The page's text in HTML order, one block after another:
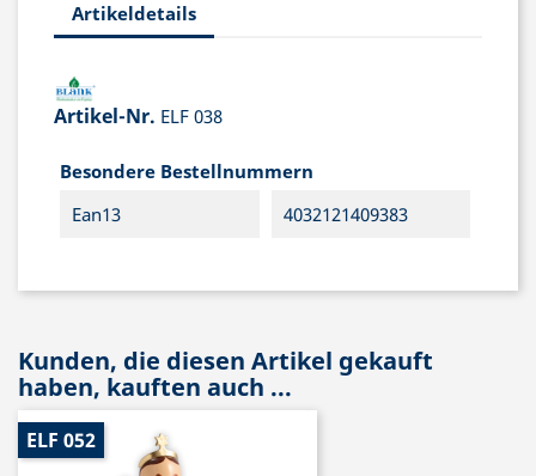
Artikeldetails
Artikel-Nr. ELF 038
Besondere Bestellnummern
Ean13
4032121409383
Kunden, die diesen Artikel gekauft
haben, kauften auch ...
ELF 052